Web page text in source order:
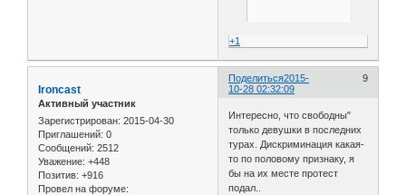
+1
Поделиться 9
2015-
10-28 02:32:09
Ironcast
Активный участник
Зарегистрирован: 2015-04-30
Приглашений: 0
Сообщений: 2512
Уважение: +448
Позитив: +916
Провел на форуме:
Интересно, что свободны"
только девушки в последних
турах. Дискриминация какая-
то по половому признаку, я
бы на их месте протест
подал..